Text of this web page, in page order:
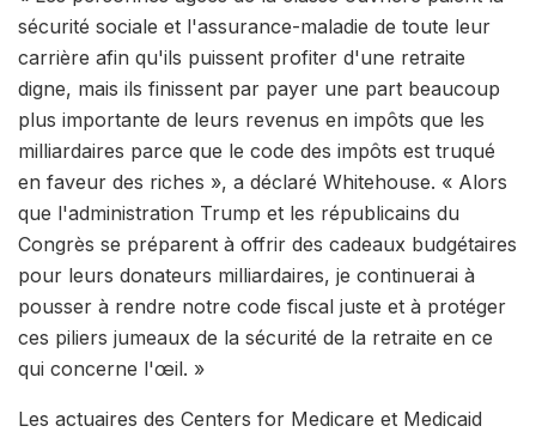
sécurité sociale et l'assurance-maladie de toute leur
carrière afin qu'ils puissent profiter d'une retraite
digne, mais ils finissent par payer une part beaucoup
plus importante de leurs revenus en impôts que les
milliardaires parce que le code des impôts est truqué
en faveur des riches », a déclaré Whitehouse. « Alors
que l'administration Trump et les républicains du
Congrès se préparent à offrir des cadeaux budgétaires
pour leurs donateurs milliardaires, je continuerai à
pousser à rendre notre code fiscal juste et à protéger
ces piliers jumeaux de la sécurité de la retraite en ce
qui concerne l'œil. »
Les actuaires des Centers for Medicare et Medicaid